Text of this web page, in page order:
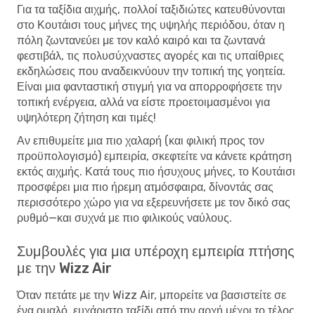
Για τα ταξίδια αιχμής, πολλοί ταξιδιώτες κατευθύνονται
στο Κουτάισι τους μήνες της υψηλής περιόδου, όταν η
πόλη ζωντανεύει με τον καλό καιρό και τα ζωντανά
φεστιβάλ, τις πολυσύχναστες αγορές και τις υπαίθριες
εκδηλώσεις που αναδεικνύουν την τοπική της γοητεία.
Είναι μια φανταστική στιγμή για να απορροφήσετε την
τοπική ενέργεια, αλλά να είστε προετοιμασμένοι για
υψηλότερη ζήτηση και τιμές!
Αν επιθυμείτε μια πιο χαλαρή (και φιλική προς τον
προϋπολογισμό) εμπειρία, σκεφτείτε να κάνετε κράτηση
εκτός αιχμής. Κατά τους πιο ήσυχους μήνες, το Κουτάισι
προσφέρει μια πιο ήρεμη ατμόσφαιρα, δίνοντάς σας
περισσότερο χώρο για να εξερευνήσετε με τον δικό σας
ρυθμό—και συχνά με πιο φιλικούς ναύλους.
Συμβουλές για μια υπέροχη εμπειρία πτήσης
με την Wizz Air
Όταν πετάτε με την Wizz Air, μπορείτε να βασιστείτε σε